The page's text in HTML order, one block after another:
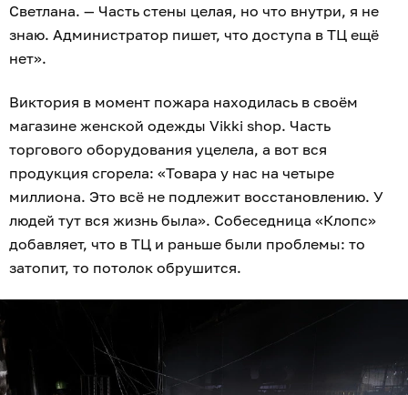
Светлана. — Часть стены целая, но что внутри, я не
знаю. Администратор пишет, что доступа в ТЦ ещё
нет».
Виктория в момент пожара находилась в своём
магазине женской одежды Vikki shop. Часть
торгового оборудования уцелела, а вот вся
продукция сгорела: «Товара у нас на четыре
миллиона. Это всё не подлежит восстановлению. У
людей тут вся жизнь была». Собеседница «Клопс»
добавляет, что в ТЦ и раньше были проблемы: то
затопит, то потолок обрушится.